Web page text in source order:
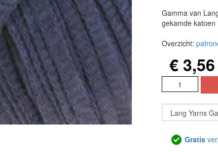
Gamma van
gekamde katoen
Overzicht:
€ 3,56
Gratis